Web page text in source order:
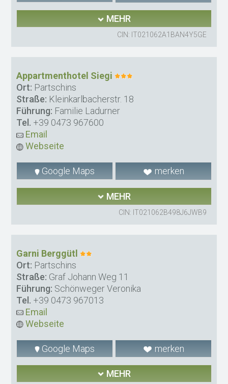
MEHR
CIN: IT021062A1BAN4Y5GE
Appartmenthotel Siegi
Ort: Partschins
Straße: Kleinkarlbacherstr. 18
Führung: Familie Ladurner
Tel. +39 0473 967600
Email
Webseite
Google Maps merken
MEHR
CIN: IT021062B498J6JWB9
Garni Berggütl
Ort: Partschins
Straße: Graf Johann Weg 11
Führung: Schönweger Veronika
Tel. +39 0473 967013
Email
Webseite
Google Maps merken
MEHR